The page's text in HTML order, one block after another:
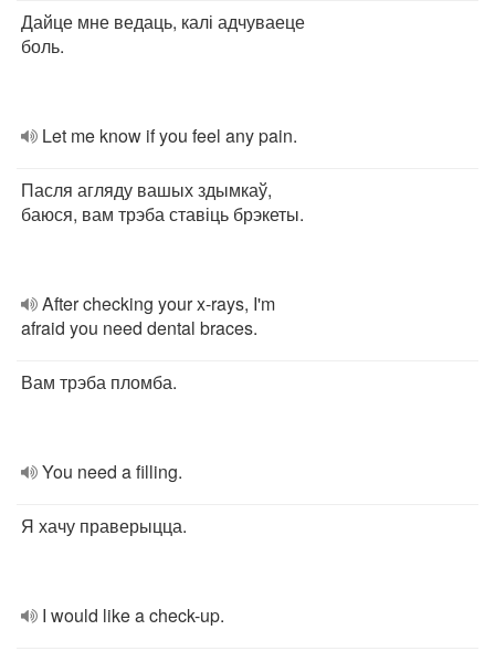
Дайце мне ведаць, калі адчуваеце
боль.
Let me know if you feel any pain.
Пасля агляду вашых здымкаў,
баюся, вам трэба ставіць брэкеты.
After checking your x-rays, I'm
afraid you need dental braces.
Вам трэба пломба.
You need a filling.
Я хачу праверыцца.
I would like a check-up.